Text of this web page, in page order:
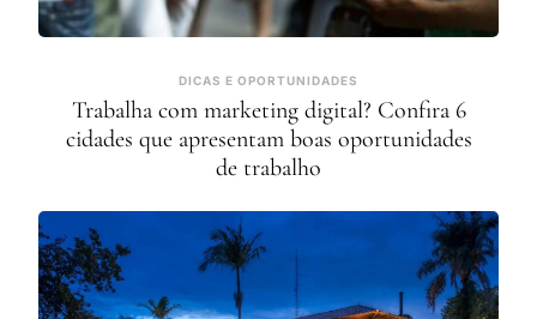
DICAS E OPORTUNIDADES
Trabalha com marketing digital? Confira 6
cidades que apresentam boas oportunidades
de trabalho